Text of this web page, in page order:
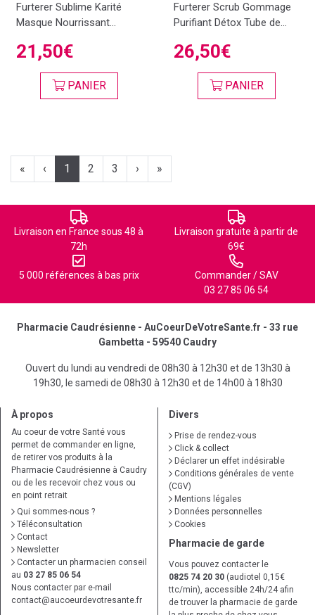
Furterer Sublime Karité
Masque Nourrissant...
21,50€
PANIER
Furterer Scrub Gommage
Purifiant Détox Tube de...
26,50€
PANIER
« ‹ 1 2 3 › »
Livraison en France sous 48 à
72h
Livraison gratuite à partir de
69€
5 000 références à bas prix
Commander / SAV
03 27 85 06 54
Pharmacie Caudrésienne - AuCoeurDeVotreSante.fr - 33 rue
Gambetta - 59540 Caudry
Ouvert du lundi au vendredi de 08h30 à 12h30 et de 13h30 à
19h30, le samedi de 08h30 à 12h30 et de 14h00 à 18h30
À propos
Au coeur de votre Santé vous
permet de commander en ligne,
de retirer vos produits à la
Pharmacie Caudrésienne à Caudry
ou de les recevoir chez vous ou
en point retrait
Qui sommes-nous ?
Téléconsultation
Contact
Newsletter
Contacter un pharmacien conseil
au 03 27 85 06 54
Nous contacter par e-mail
contact@aucoeurdevotresante.fr
Divers
Prise de rendez-vous
Click & collect
Déclarer un effet indésirable
Conditions générales de vente
(CGV)
Mentions légales
Données personnelles
Cookies
Pharmacie de garde
Vous pouvez contacter le
0825 74 20 30 (audiotel 0,15€
ttc/min), accessible 24h/24 afin
de trouver la pharmacie de garde